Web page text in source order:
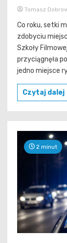
Tomasz
Co roku, setki
zdobyciu
Szkoły
przyciągnęła
jedno miejsce
Czytaj dalej
2 minut